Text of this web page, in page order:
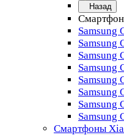
Назад
Samsung
Samsung
Samsung
Samsung
Samsung
Samsung
Samsung
Samsung
Смартфоны